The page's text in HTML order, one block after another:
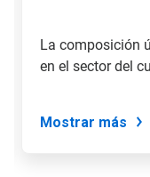
diapositiva
La composición
en el sector del
Mostrar más